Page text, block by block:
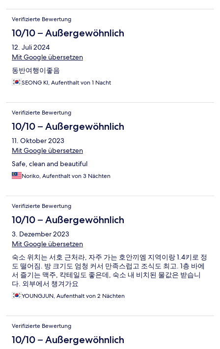
Verifizierte Bewertung
10/10 – Außergewöhnlich
12. Juli 2024
Mit Google übersetzen
동반여행이좋음
SEONG KI, Aufenthalt von 1 Nacht
Verifizierte Bewertung
10/10 – Außergewöhnlich
11. Oktober 2023
Mit Google übersetzen
Safe, clean and beautiful
Noriko, Aufenthalt von 3 Nächten
Verifizierte Bewertung
10/10 – Außergewöhnlich
3. Dezember 2023
Mit Google übersetzen
숙소 위치는 서호 근처라, 자주 가는 호안끼엠 지역이랑 1.4키로 정
도 떨어짐. 방 크기도 엄청 커서 만족스럽고 조식도 최고. 1층 바에
서 즐기는 맥주, 칵테일도 좋은데, 숙소 내 비치된 물값은 받습니
다. 외부에서 챙겨가요
YOUNGJUN, Aufenthalt von 2 Nächten
Verifizierte Bewertung
10/10 – Außergewöhnlich